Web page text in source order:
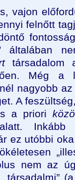
vajon
felnőtt
általában
társadalom
Még a
nagyobb
A
a priori
alatt.
ez utóbbi
nem az